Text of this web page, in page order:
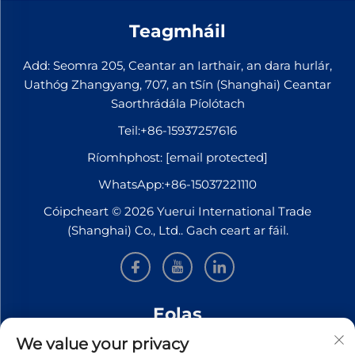
Nollaig 2025) den
bhliain fiscéil
2025/26 a eisíontó.
Thug siad le fios
gur tharla feabhas
láidir ar na
tábhachtacha.
D’fheabhsaigh na
100% ...
Teagmháil
Add: Seomra 205, Ceantar an Iarthair, an dara hurlár,
Uathóg Zhangyang, 707, an tSín (Shanghai) Ceantar
Saorthrádála Píolótach
Teil:+86-15937257616
Ríomhphost: [email protected]
WhatsApp:+86-15037221110
Cóipcheart © 2026 Yuerui International Trade
(Shanghai) Co., Ltd.. Gach ceart ar fáil.
Eolas
Síní leat le bheith ar liosta le haghaidh ár nuachtslánú
We value your privacy